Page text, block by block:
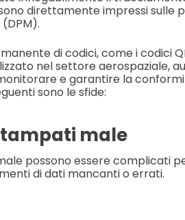
direttamente impressi sulle
di codici, come i codici
nel settore aerospaziale,
e garantire la
sono le sfide:
male
possono essere complicati
di dati mancanti o errati.